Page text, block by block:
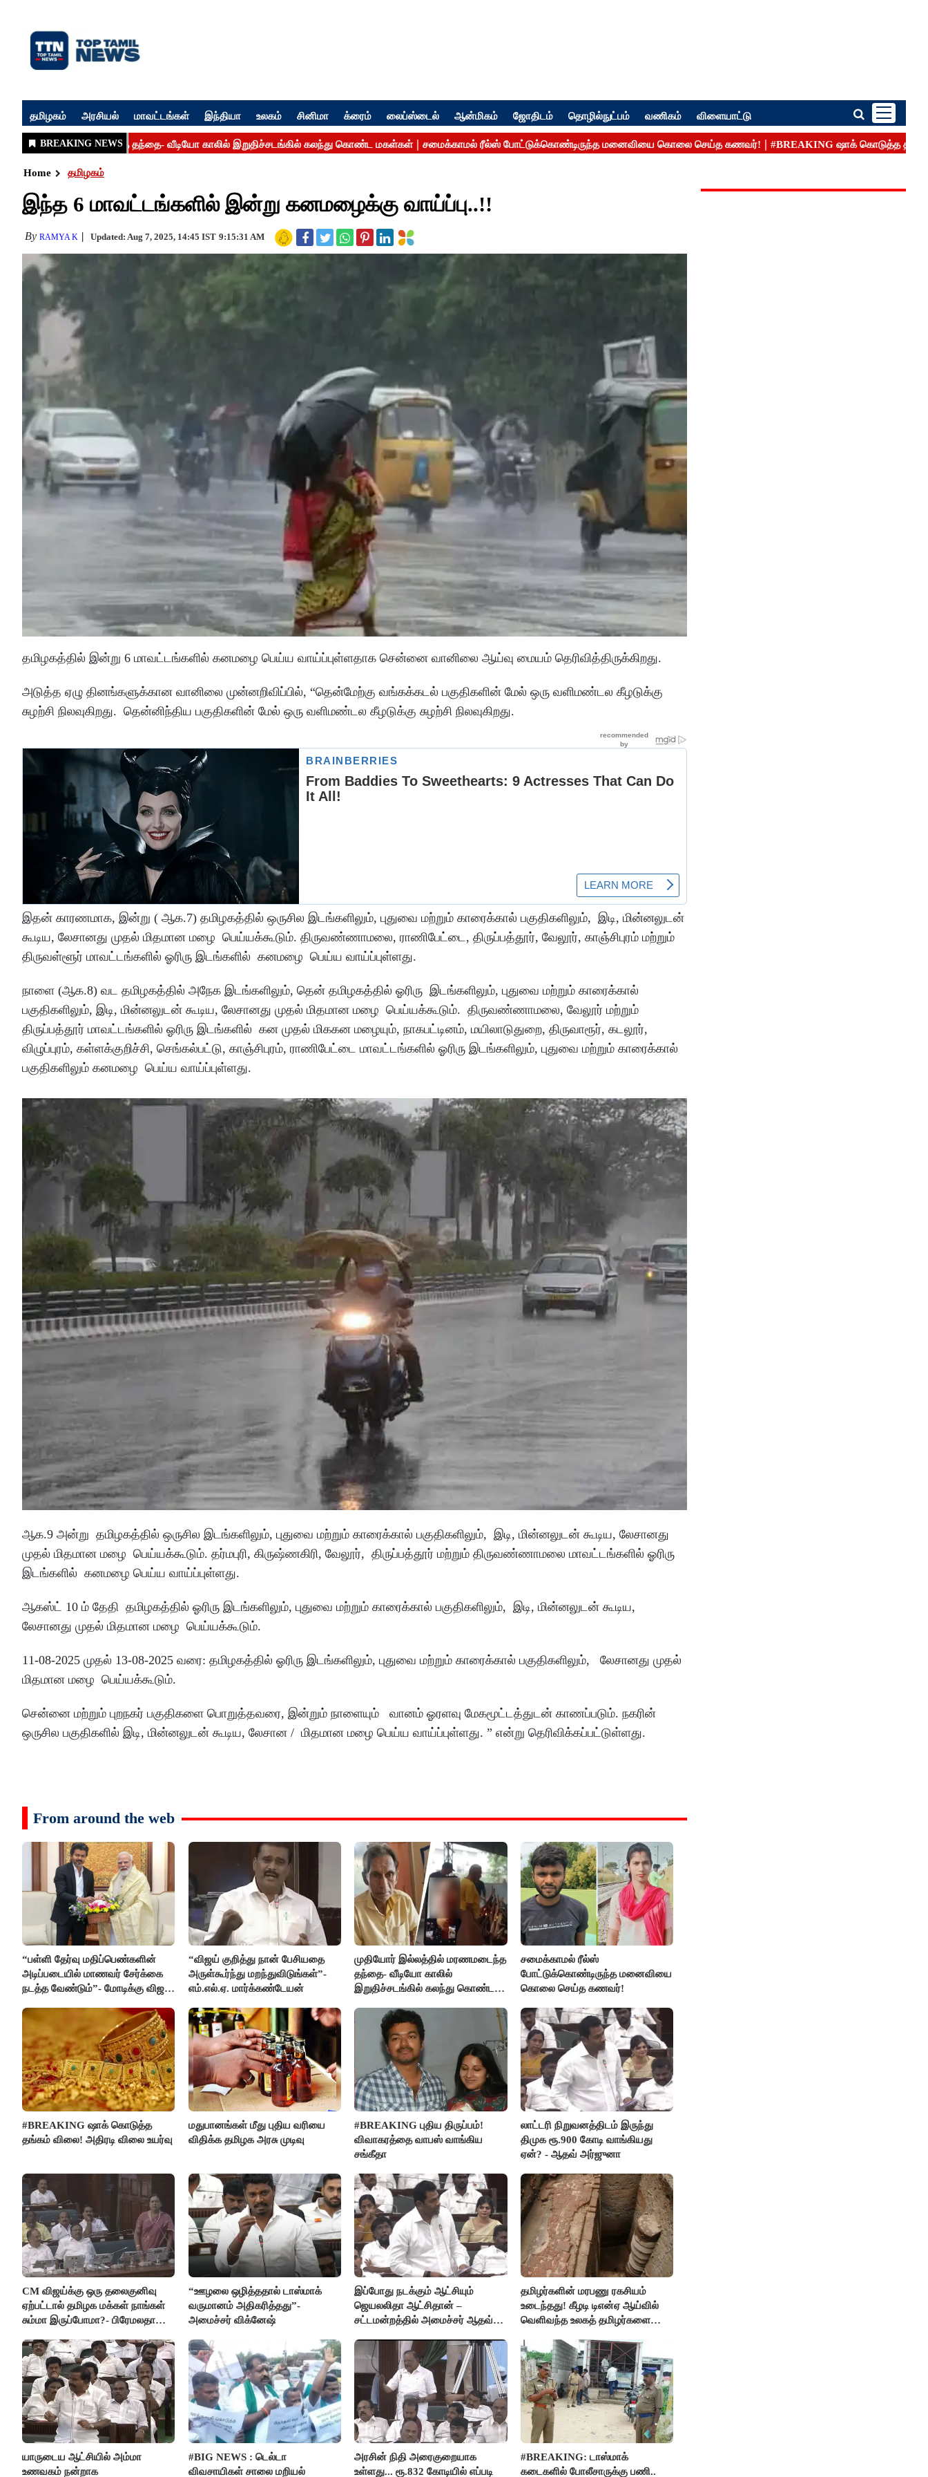
தமிழகம் அரசியல் மாவட்டங்கள் இந்தியா உலகம் சினிமா க்ரைம் லைப்ஸ்டைல் ஆன்மிகம் ஜோதிடம் தொழில்நுட்பம் வணிகம் விளையாட்டு
Home தமிழகம்
இந்த 6 மாவட்டங்களில் இன்று கனமழைக்கு வாய்ப்பு..!!
By RAMYA K Updated: Aug 7, 2025, 14:45 IST 9:15:31 AM
தமிழகத்தில் இன்று 6 மாவட்டங்களில் கனமழை பெய்ய வாய்ப்புள்ளதாக சென்னை வானிலை ஆய்வு மையம் தெரிவித்திருக்கிறது.
அடுத்த ஏழு தினங்களுக்கான வானிலை முன்னறிவிப்பில், “தென்மேற்கு வங்கக்கடல் பகுதிகளின் மேல் ஒரு வளிமண்டல கீழடுக்கு
சுழற்சி நிலவுகிறது. தென்னிந்திய பகுதிகளின் மேல் ஒரு வளிமண்டல கீழடுக்கு சுழற்சி நிலவுகிறது.
இதன் காரணமாக, இன்று ( ஆக.7) தமிழகத்தில் ஒருசில இடங்களிலும், புதுவை மற்றும் காரைக்கால் பகுதிகளிலும், இடி, மின்னலுடன்
கூடிய, லேசானது முதல் மிதமான மழை பெய்யக்கூடும். திருவண்ணாமலை, ராணிபேட்டை, திருப்பத்தூர், வேலூர், காஞ்சிபுரம் மற்றும்
திருவள்ளூர் மாவட்டங்களில் ஓரிரு இடங்களில் கனமழை பெய்ய வாய்ப்புள்ளது.
நாளை (ஆக.8) வட தமிழகத்தில் அநேக இடங்களிலும், தென் தமிழகத்தில் ஓரிரு இடங்களிலும், புதுவை மற்றும் காரைக்கால்
பகுதிகளிலும், இடி, மின்னலுடன் கூடிய, லேசானது முதல் மிதமான மழை பெய்யக்கூடும். திருவண்ணாமலை, வேலூர் மற்றும்
திருப்பத்தூர் மாவட்டங்களில் ஓரிரு இடங்களில் கன முதல் மிககன மழையும், நாகபட்டினம், மயிலாடுதுறை, திருவாரூர், கடலூர்,
விழுப்புரம், கள்ளக்குறிச்சி, செங்கல்பட்டு, காஞ்சிபுரம், ராணிபேட்டை மாவட்டங்களில் ஓரிரு இடங்களிலும், புதுவை மற்றும் காரைக்கால்
பகுதிகளிலும் கனமழை பெய்ய வாய்ப்புள்ளது.
ஆக.9 அன்று தமிழகத்தில் ஒருசில இடங்களிலும், புதுவை மற்றும் காரைக்கால் பகுதிகளிலும், இடி, மின்னலுடன் கூடிய, லேசானது
முதல் மிதமான மழை பெய்யக்கூடும். தர்மபுரி, கிருஷ்ணகிரி, வேலூர், திருப்பத்தூர் மற்றும் திருவண்ணாமலை மாவட்டங்களில் ஓரிரு
இடங்களில் கனமழை பெய்ய வாய்ப்புள்ளது.
ஆகஸ்ட் 10 ம் தேதி தமிழகத்தில் ஓரிரு இடங்களிலும், புதுவை மற்றும் காரைக்கால் பகுதிகளிலும், இடி, மின்னலுடன் கூடிய,
லேசானது முதல் மிதமான மழை பெய்யக்கூடும்.
11-08-2025 முதல் 13-08-2025 வரை: தமிழகத்தில் ஓரிரு இடங்களிலும், புதுவை மற்றும் காரைக்கால் பகுதிகளிலும், லேசானது முதல்
மிதமான மழை பெய்யக்கூடும்.
சென்னை மற்றும் புறநகர் பகுதிகளை பொறுத்தவரை, இன்றும் நாளையும் வானம் ஓரளவு மேகமூட்டத்துடன் காணப்படும். நகரின்
ஒருசில பகுதிகளில் இடி, மின்னலுடன் கூடிய, லேசான / மிதமான மழை பெய்ய வாய்ப்புள்ளது. ” என்று தெரிவிக்கப்பட்டுள்ளது.
From around the web
“பள்ளி தேர்வு மதிப்பெண்களின்
அடிப்படையில் மாணவர் சேர்க்கை
நடத்த வேண்டும்”- மோடிக்கு விஜய்
“விஜய் குறித்து நான் பேசியதை
அருள்கூர்ந்து மறந்துவிடுங்கள்”-
எம்.எல்.ஏ. மார்க்கண்டேயன்
முதியோர் இல்லத்தில் மரணமடைந்த
தந்தை- வீடியோ காலில்
இறுதிச்சடங்கில் கலந்து கொண்ட
சமைக்காமல் ரீல்ஸ்
போட்டுக்கொண்டிருந்த மனைவியை
கொலை செய்த கணவர்!
#BREAKING ஷாக் கொடுத்த
தங்கம் விலை! அதிரடி விலை உயர்வு
மதுபானங்கள் மீது புதிய வரியை
விதிக்க தமிழக அரசு முடிவு
#BREAKING புதிய திருப்பம்!
விவாகரத்தை வாபஸ் வாங்கிய
சங்கீதா
லாட்டரி நிறுவனத்திடம் இருந்து
திமுக ரூ.900 கோடி வாங்கியது
ஏன்? - ஆதவ் அர்ஜுனா
CM விஜய்க்கு ஒரு தலைகுனிவு
ஏற்பட்டால் தமிழக மக்கள் நாங்கள்
சும்மா இருப்போமா?- பிரேமலதா
“ஊழலை ஒழித்ததால் டாஸ்மாக்
வருமானம் அதிகரித்தது”-
அமைச்சர் விக்னேஷ்
இப்போது நடக்கும் ஆட்சியும்
ஜெயலலிதா ஆட்சிதான் –
சட்டமன்றத்தில் அமைச்சர் ஆதவ்
தமிழர்களின் மரபணு ரகசியம்
உடைந்தது! கீழடி டிஎன்ஏ ஆய்வில்
வெளிவந்த உலகத் தமிழர்களை
யாருடைய ஆட்சியில் அம்மா
உணவகம் நன்றாக
#BIG NEWS : டெல்டா
விவசாயிகள் சாலை மறியல்
அரசின் நிதி அரைகுறையாக
உள்ளது... ரூ.832 கோடியில் எப்படி
#BREAKING: டாஸ்மாக்
கடைகளில் போலீசாருக்கு பணி..